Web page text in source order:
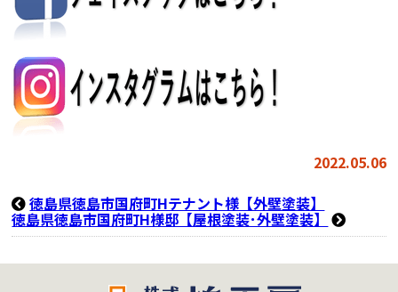
2022.05.06
徳島県徳島市国府町Hテナント様【外壁塗装】
徳島県徳島市国府町H様邸【屋根塗装･外壁塗装】